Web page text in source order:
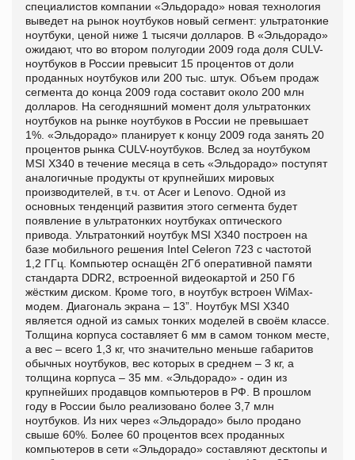
специалистов компании «Эльдорадо» новая технология
выведет на рынок ноутбуков новый сегмент: ультратонкие
ноутбуки, ценой ниже 1 тысячи долларов. В «Эльдорадо»
ожидают, что во втором полугодии 2009 года доля CULV-
ноутбуков в России превысит 15 процентов от доли
проданных ноутбуков или 200 тыс. штук. Объем продаж
сегмента до конца 2009 года составит около 200 млн
долларов. На сегодняшний момент доля ультратонких
ноутбуков на рынке ноутбуков в России не превышает
1%. «Эльдорадо» планирует к концу 2009 года занять 20
процентов рынка CULV-ноутбуков. Вслед за ноутбуком
MSI X340 в течение месяца в сеть «Эльдорадо» поступят
аналогичные продукты от крупнейших мировых
производителей, в т.ч. от Acer и Lenovo. Одной из
основных тенденций развития этого сегмента будет
появление в ультратонких ноутбуках оптического
привода. Ультратонкий ноутбук MSI X340 построен на
базе мобильного решения Intel Celeron 723 с частотой
1,2 ГГц. Компьютер оснащён 2Гб оперативной памяти
стандарта DDR2, встроенной видеокартой и 250 Гб
жёстким диском. Кроме того, в ноутбук встроен WiMax-
модем. Диагональ экрана – 13”. Ноутбук MSI X340
является одной из самых тонких моделей в своём классе.
Толщина корпуса составляет 6 мм в самом тонком месте,
а вес – всего 1,3 кг, что значительно меньше габаритов
обычных ноутбуков, вес которых в среднем – 3 кг, а
толщина корпуса – 35 мм. «Эльдорадо» - один из
крупнейших продавцов компьютеров в РФ. В прошлом
году в России было реализовано более 3,7 млн
ноутбуков. Из них через «Эльдорадо» было продано
свыше 60%. Более 60 процентов всех проданных
компьютеров в сети «Эльдорадо» составляют десктопы и